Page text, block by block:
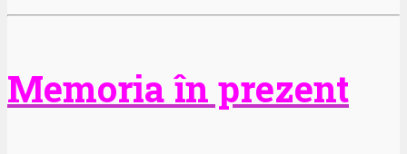
Memoria în prezent